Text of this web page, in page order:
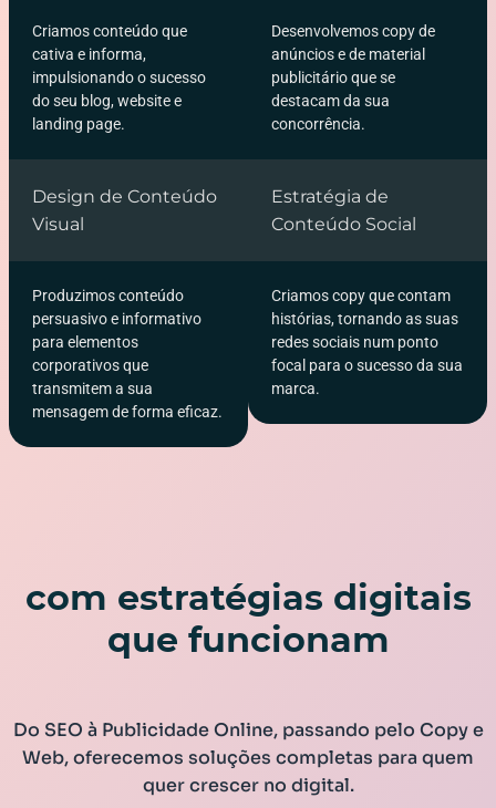
Criamos conteúdo que
cativa e informa,
impulsionando o sucesso
do seu blog, website e
landing page.
Design de Conteúdo
Visual
Produzimos conteúdo
persuasivo e informativo
para elementos
corporativos que
transmitem a sua
mensagem de forma eficaz.
Desenvolvemos copy de
anúncios e de material
publicitário que se
destacam da sua
concorrência.
Estratégia de
Conteúdo Social
Criamos copy que contam
histórias, tornando as suas
redes sociais num ponto
focal para o sucesso da sua
marca.
com estratégias digitais
que funcionam
Do SEO à Publicidade Online, passando pelo Copy e
Web, oferecemos soluções completas para quem
quer crescer no digital.